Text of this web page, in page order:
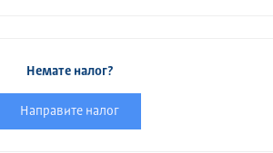
Немате налог?
Направите налог